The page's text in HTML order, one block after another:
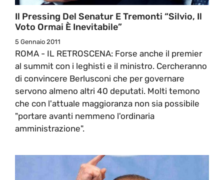
Il Pressing Del Senatur E Tremonti “Silvio, Il
Voto Ormai È Inevitabile”
5 Gennaio 2011
ROMA - IL RETROSCENA: Forse anche il premier
al summit con i leghisti e il ministro. Cercheranno
di convincere Berlusconi che per governare
servono almeno altri 40 deputati. Molti temono
che con l'attuale maggioranza non sia possibile
"portare avanti nemmeno l'ordinaria
amministrazione".